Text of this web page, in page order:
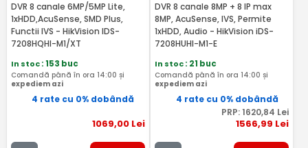
DVR 8 canale 6MP/5MP Lite,
1xHDD,AcuSense, SMD Plus,
Functii IVS - HikVision IDS-
7208HQHI-M1/XT
In stoc: 153 buc
Comandă până în ora 14:00 și
expediem azi
4 rate cu 0% dobândă
1069,00Lei
DVR 8 canale 8MP + 8 IP max
8MP, AcuSense, IVS, Permite
1xHDD, Audio - HikVision iDS-
7208HUHI-M1-E
In stoc: 21 buc
Comandă până în ora 14:00 și
expediem azi
4 rate cu 0% dobândă
PRP: 1620,84 Lei
1566,99 Lei